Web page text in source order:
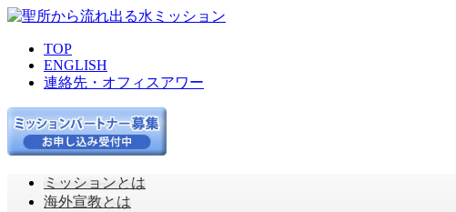
TOP
ENGLISH
連絡先・オフィスアワー
ミッションとは
海外宣教とは